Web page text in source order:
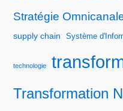
Stratégie
supply chain
Système
technologie
Transformation